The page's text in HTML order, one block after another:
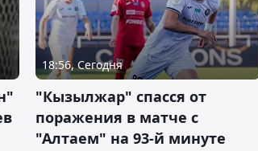
18:56, Сегодня
"Кызылжар" спасся от
поражения в матче с
"Алтаем" на 93-й минуте